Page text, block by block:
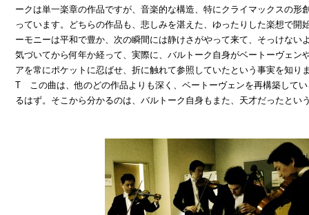
ークは単一楽章の作品ですが、音楽的な構造、特にクライマックスの形
っています。どちらの作品も、悲しみを湛えた、ゆったりした楽想で開
ーモニーは平和で豊か、次の瞬間には静けさがやって来て、そっけな
気づいてから何年か経って、実際に、バルトーク自身がベートーヴェン
アを常にポケットに忍ばせ、折に触れて参照していたという事実を知り
T この曲は、他のどの作品よりも深く、ベートーヴェンを再構築して
るはず。そこから分かるのは、バルトーク自身もまた、天才だったとい